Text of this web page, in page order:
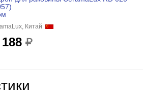
Китай